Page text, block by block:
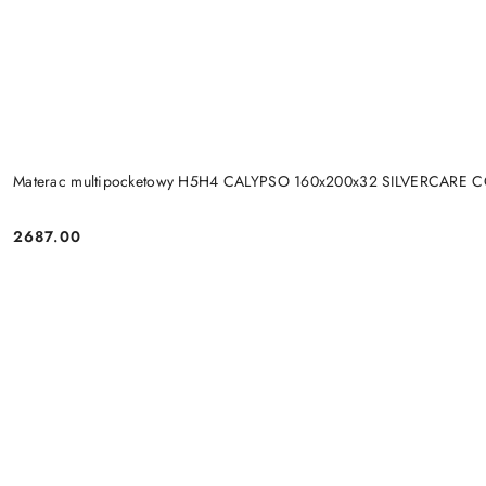
Materac multipocketowy H5H4 CALYPSO 160x200x32 SILVERCARE
Cena:
2687.00